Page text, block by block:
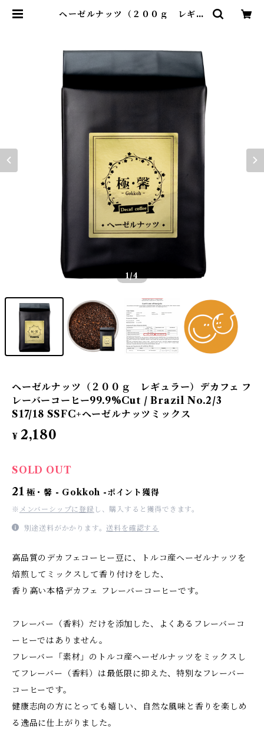
ヘーゼルナッツ（２００ｇ レギュ
ス | 極・馨 - Gokkoh -(ごっこう)
ショップ フレーバー＆デカフェコー
ヒー専門
1/4
ヘーゼルナッツ（２００ｇ レギュラー）デカフェ フ
レーバーコーヒー99.9%Cut / Brazil No.2/3
S17/18 SSFC+ヘーゼルナッツミックス
¥ 2,180
SOLD OUT
21 極・馨 - Gokkoh -ポイント獲得
※ メンバーシップに登録 し、購入すると獲得できます。
別途送料がかかります。送料を確認する
高品質のデカフェコーヒー豆に、トルコ産ヘーゼルナッツを
焙煎してミックスして香り付けをした、
香り高い本格デカフェ フレーバーコーヒーです。
フレーバー（香料）だけを添加した、よくあるフレーバーコ
ーヒーではありません。
フレーバー「素材」のトルコ産ヘーゼルナッツをミックスし
てフレーバー（香料）は最低限に抑えた、特別なフレーバー
コーヒーです。
健康志向の方にとっても嬉しい、自然な風味と香りを楽しめ
る逸品に仕上がりました。